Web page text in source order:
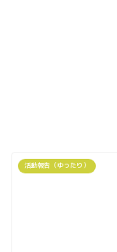
活動報告（ゆったり）